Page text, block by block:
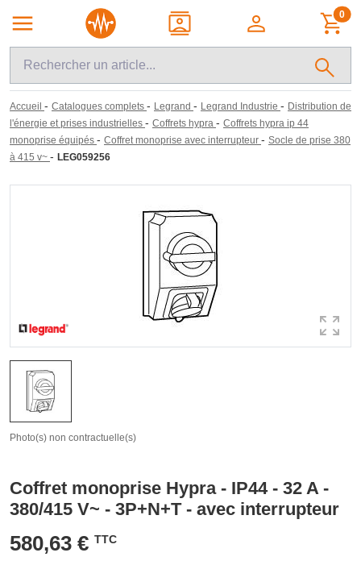
0
Accueil - Catalogues complets - Legrand - Legrand Industrie - Distribution de
l'énergie et prises industrielles - Coffrets hypra - Coffrets hypra ip 44
monoprise équipés - Coffret monoprise avec interrupteur - Socle de prise 380
à 415 v~ - LEG059256
Photo(s) non contractuelle(s)
Coffret monoprise Hypra - IP44 - 32 A -
380/415 V~ - 3P+N+T - avec interrupteur
580,63 € TTC